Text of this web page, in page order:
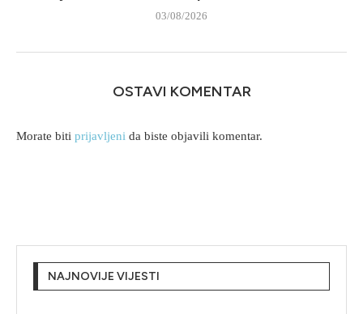
03/08/2026
OSTAVI KOMENTAR
Morate biti prijavljeni da biste objavili komentar.
NAJNOVIJE VIJESTI